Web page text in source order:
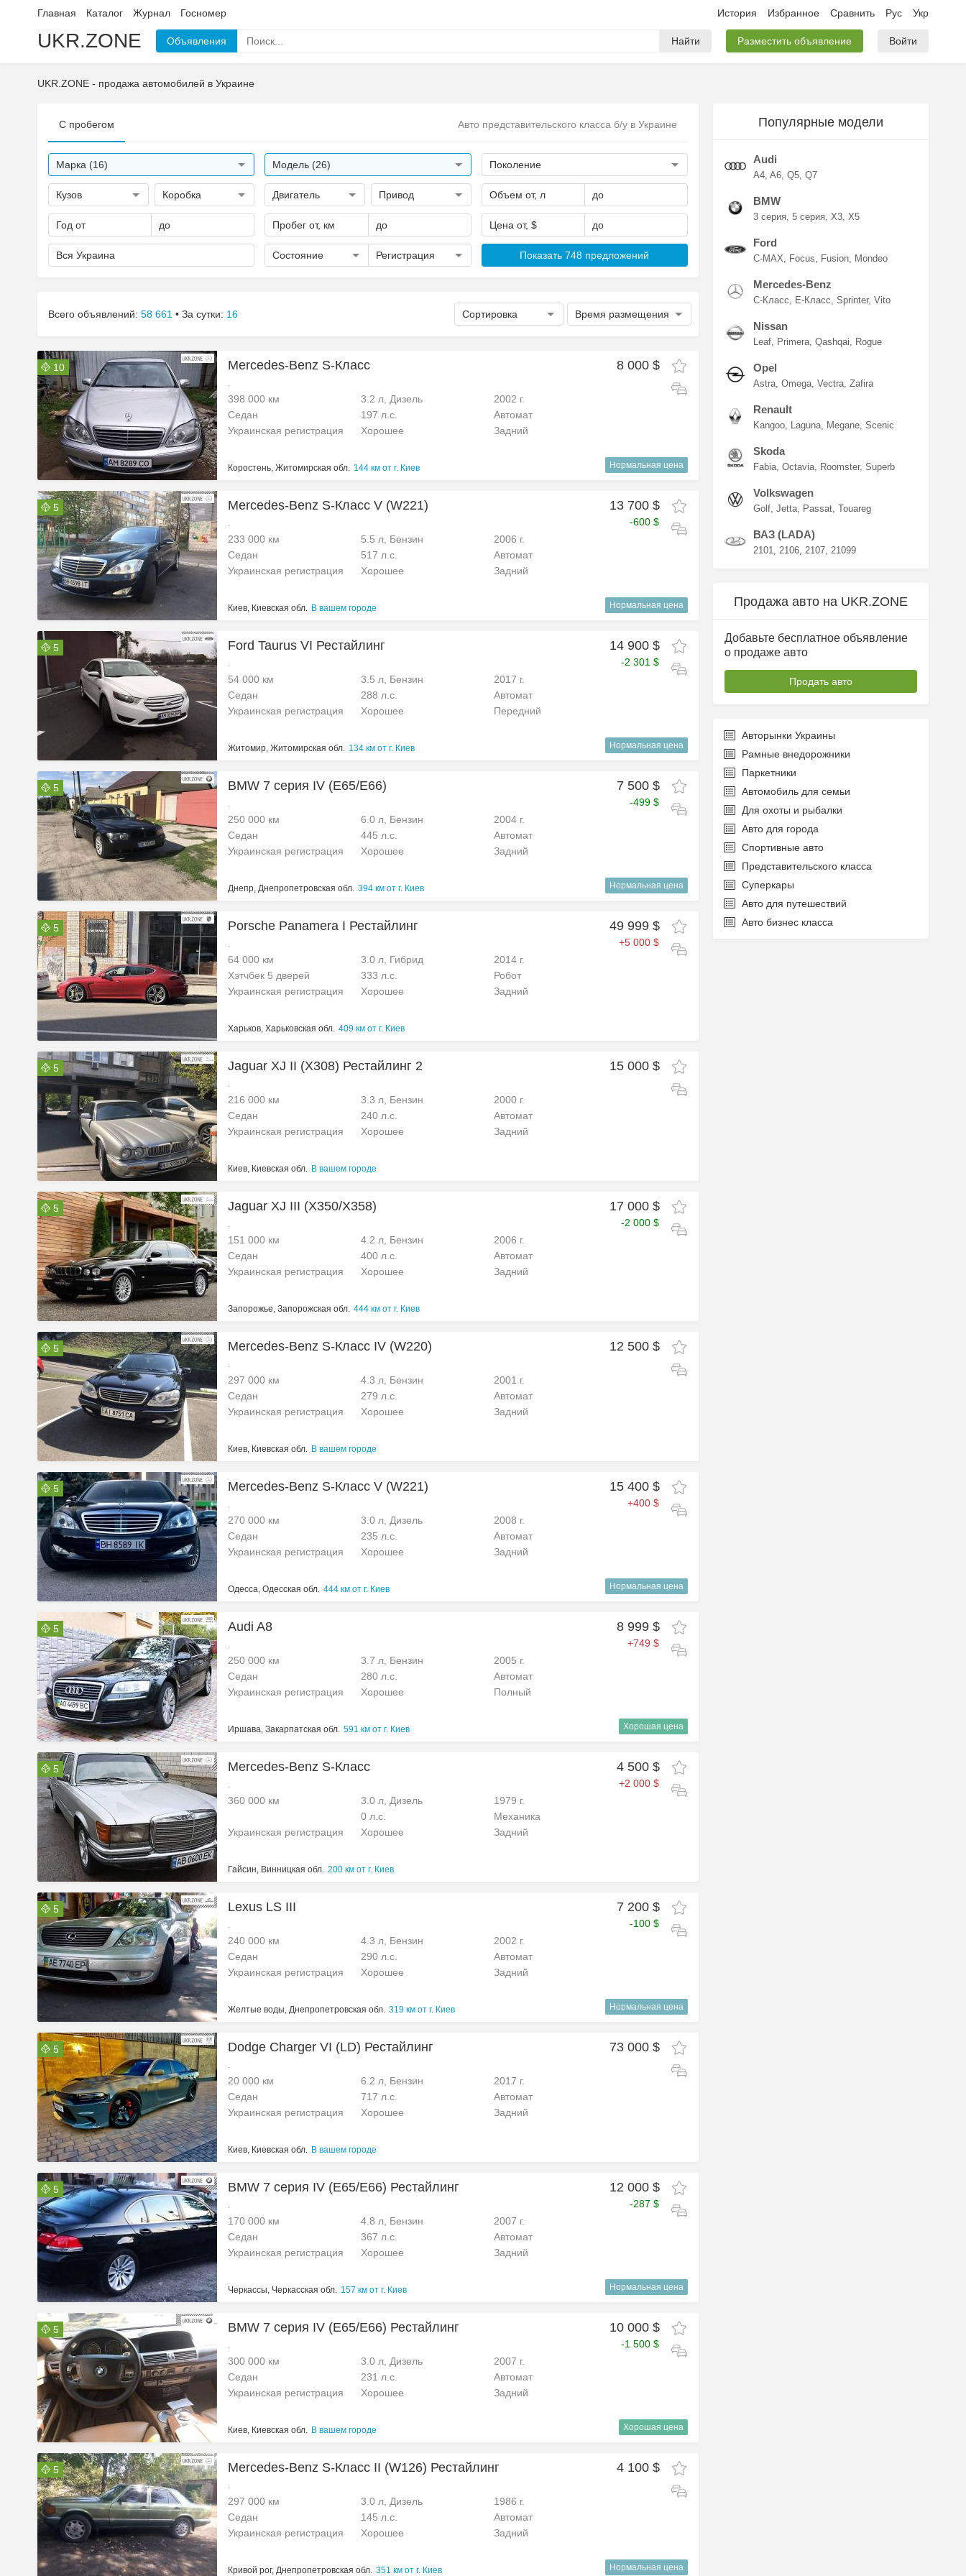
Главная Каталог Журнал Госномер История Избранное Сравнить Рус Укр
UKR.ZONE Объявления Найти Разместить объявление Войти
UKR.ZONE - продажа автомобилей в Украине
С пробегом Авто представительского класса б/у в Украине
Марка (16) Модель (26) Поколение
Кузов Коробка Двигатель Привод Объем от, л до
Год от до Пробег от, км до Цена от, $ до
Вся Украина Состояние Регистрация Показать 748 предложений
Всего объявлений: 58 661 • За сутки: 16 Сортировка Время размещения
10 Mercedes-Benz S-Класс 8 000 $
.
398 000 км 3.2 л, Дизель
2002 г.
Седан
197 л.с.
Автомат
Украинская регистрация
Хорошее Задний
Коростень, Житомирская обл. 144 км от г. Киев Нормальная цена
5 Mercedes-Benz S-Класс V (W221) 13 700 $
-600 $
.
233 000 км 5.5 л, Бензин
2006 г.
Седан
517 л.с.
Автомат
Украинская регистрация
Хорошее Задний
Киев, Киевская обл. В вашем городе Нормальная цена
5 Ford Taurus VI Рестайлинг 14 900 $
-2 301 $
.
54 000 км 3.5 л, Бензин
2017 г.
Седан
288 л.с.
Автомат
Украинская регистрация
Хорошее Передний
Житомир, Житомирская обл. 134 км от г. Киев Нормальная цена
5 BMW 7 серия IV (E65/E66) 7 500 $
-499 $
.
250 000 км 6.0 л, Бензин
2004 г.
Седан
445 л.с.
Автомат
Украинская регистрация
Хорошее Задний
Днепр, Днепропетровская обл. 394 км от г. Киев Нормальная цена
5 Porsche Panamera I Рестайлинг 49 999 $
+5 000 $
.
64 000 км 3.0 л, Гибрид
2014 г.
Хэтчбек 5 дверей
333 л.с.
Робот
Украинская регистрация
Хорошее Задний
Харьков, Харьковская обл. 409 км от г. Киев
5 Jaguar XJ II (X308) Рестайлинг 2 15 000 $
.
216 000 км 3.3 л, Бензин
2000 г.
Седан
240 л.с.
Автомат
Украинская регистрация
Хорошее Задний
Киев, Киевская обл. В вашем городе
5 Jaguar XJ III (X350/X358) 17 000 $
-2 000 $
.
151 000 км 4.2 л, Бензин
2006 г.
Седан
400 л.с.
Автомат
Украинская регистрация
Хорошее Задний
Запорожье, Запорожская обл. 444 км от г. Киев
5 Mercedes-Benz S-Класс IV (W220) 12 500 $
.
297 000 км 4.3 л, Бензин
2001 г.
Седан
279 л.с.
Автомат
Украинская регистрация
Хорошее Задний
Киев, Киевская обл. В вашем городе
5 Mercedes-Benz S-Класс V (W221) 15 400 $
+400 $
.
270 000 км 3.0 л, Дизель
2008 г.
Седан
235 л.с.
Автомат
Украинская регистрация
Хорошее Задний
Одесса, Одесская обл. 444 км от г. Киев Нормальная цена
5 Audi A8 8 999 $
+749 $
.
250 000 км 3.7 л, Бензин
2005 г.
Седан
280 л.с.
Автомат
Украинская регистрация
Хорошее Полный
Иршава, Закарпатская обл. 591 км от г. Киев Хорошая цена
5 Mercedes-Benz S-Класс 4 500 $
+2 000 $
.
360 000 км 3.0 л, Дизель
1979 г.
0 л.с.
Механика
Украинская регистрация
Хорошее Задний
Гайсин, Винницкая обл. 200 км от г. Киев
5 Lexus LS III 7 200 $
-100 $
.
240 000 км 4.3 л, Бензин
2002 г.
Седан
290 л.с.
Автомат
Украинская регистрация
Хорошее Задний
Желтые воды, Днепропетровская обл. 319 км от г. Киев Нормальная цена
5 Dodge Charger VI (LD) Рестайлинг 73 000 $
.
20 000 км 6.2 л, Бензин
2017 г.
Седан
717 л.с.
Автомат
Украинская регистрация
Хорошее Задний
Киев, Киевская обл. В вашем городе
5 BMW 7 серия IV (E65/E66) Рестайлинг 12 000 $
-287 $
.
170 000 км 4.8 л, Бензин
2007 г.
Седан
367 л.с.
Автомат
Украинская регистрация
Хорошее Задний
Черкассы, Черкасская обл. 157 км от г. Киев Нормальная цена
5 BMW 7 серия IV (E65/E66) Рестайлинг 10 000 $
-1 500 $
.
300 000 км 3.0 л, Дизель
2007 г.
Седан
231 л.с.
Автомат
Украинская регистрация
Хорошее Задний
Киев, Киевская обл. В вашем городе Хорошая цена
5 Mercedes-Benz S-Класс II (W126) Рестайлинг 4 100 $
.
297 000 км 3.0 л, Дизель
1986 г.
Седан
145 л.с.
Автомат
Украинская регистрация
Хорошее Задний
Кривой рог, Днепропетровская обл. 351 км от г. Киев Нормальная цена
Популярные модели
Audi
A4 A6 Q5 Q7
BMW
3 серия 5 серия X3 X5
Ford
C-MAX Focus Fusion Mondeo
Mercedes-Benz
C-Класс E-Класс Sprinter Vito
Nissan
Leaf Primera Qashqai Rogue
Opel
Astra Omega Vectra Zafira
Renault
Kangoo Laguna Megane Scenic
Skoda
Fabia Octavia Roomster Superb
Volkswagen
Golf Jetta Passat Touareg
ВАЗ (LADA)
2101 2106 2107 21099
Продажа авто на UKR.ZONE
Добавьте бесплатное объявление
о продаже авто
Продать авто
Авторынки Украины
Рамные внедорожники
Паркетники
Автомобиль для семьи
Для охоты и рыбалки
Авто для города
Спортивные авто
Представительского класса
Суперкары
Авто для путешествий
Авто бизнес класса